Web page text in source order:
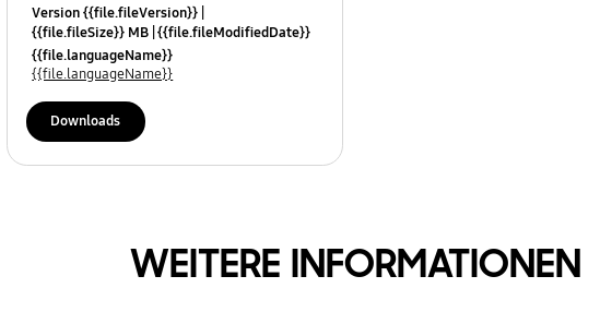
Version {{file.fileVersion}}
{{file.fileSize}} MB {{file.fileModifiedDate}}
{{file.osNames}}
{{file.languageName}}
{{file.languageName}}
Downloads
WEITERE INFORMATIONEN